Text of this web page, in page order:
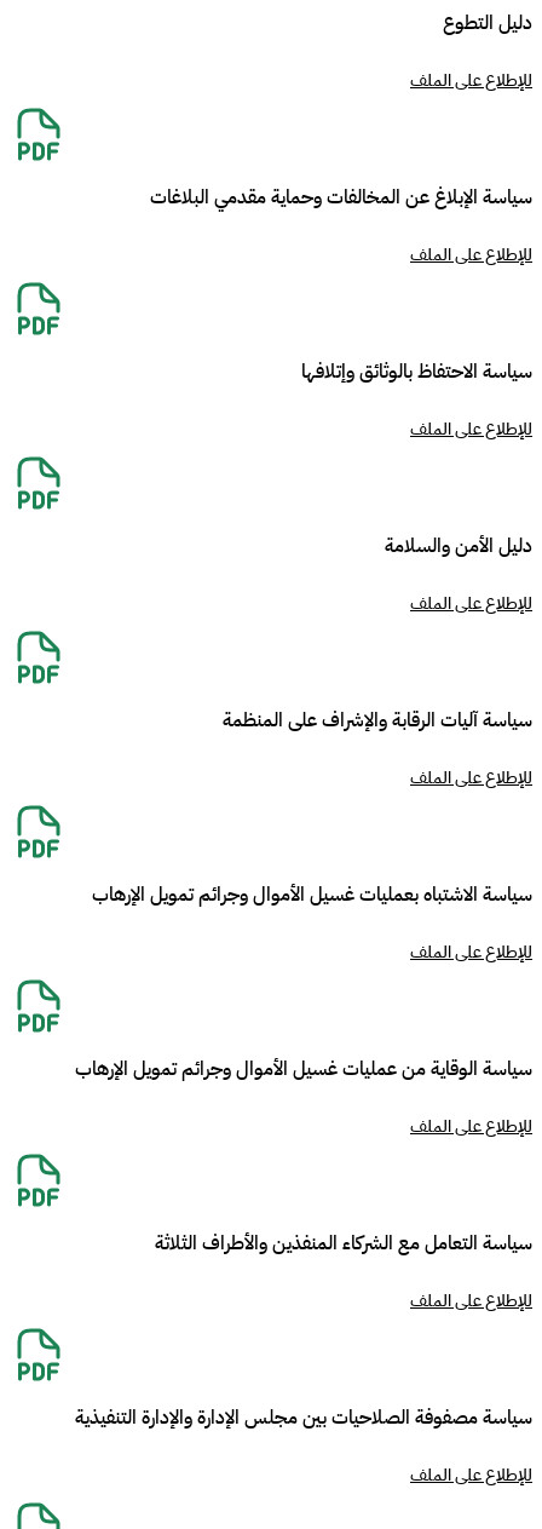
دليل التطوع
للإطلاع على الملف
سياسة الإبلاغ عن المخالفات وحماية مقدمي البلاغات
للإطلاع على الملف
سياسة الاحتفاظ بالوثائق وإتلافها
للإطلاع على الملف
دليل الأمن والسلامة
للإطلاع على الملف
سياسة آليات الرقابة والإشراف على المنظمة
للإطلاع على الملف
سياسة الاشتباه بعمليات غسيل الأموال وجرائم تمويل الإرهاب
للإطلاع على الملف
سياسة الوقاية من عمليات غسيل الأموال وجرائم تمويل الإرهاب
للإطلاع على الملف
سياسة التعامل مع الشركاء المنفذين والأطراف الثلاثة
للإطلاع على الملف
سياسة مصفوفة الصلاحيات بين مجلس الإدارة والإدارة التنفيذية
للإطلاع على الملف